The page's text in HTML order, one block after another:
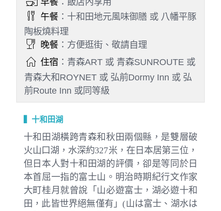
午餐：十和田地元風味御膳 或 八幡平豚
陶板燒料理
晚餐：方便逛街、敬請自理
住宿：青森ART 或 青森SUNROUTE 或
青森大和ROYNET 或 弘前Dormy Inn 或 弘
前Route Inn 或同等級
▍十和田湖
十和田湖橫跨青森和秋田兩個縣，是雙層破
火山口湖，水深約327米，在日本居第三位，
但日本人對十和田湖的評價，卻是等同於日
本首屈一指的富士山。明治時期紀行文作家
大町桂月就曾說「山必遊富士，湖必遊十和
田，此皆世界絕無僅有」(山は富士、湖水は